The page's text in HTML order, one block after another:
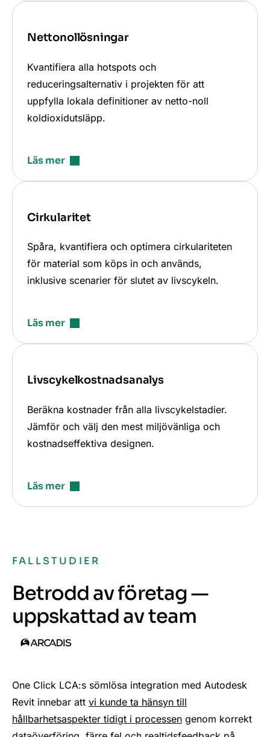
Nettonollösningar
Kvantifiera alla hotspots och
reduceringsalternativ i projekten för att
uppfylla lokala definitioner av netto-noll
koldioxidutsläpp.
Läs mer
Cirkularitet
Spåra, kvantifiera och optimera cirkulariteten
för material som köps in och används,
inklusive scenarier för slutet av livscykeln.
Läs mer
Livscykelkostnadsanalys
Beräkna kostnader från alla livscykelstadier.
Jämför och välj den mest miljövänliga och
kostnadseffektiva designen.
Läs mer
FALLSTUDIER
Betrodd av företag —
uppskattad av team
One Click LCA:s sömlösa integration med Autodesk
Revit innebar att vi kunde ta hänsyn till
hållbarhetsaspekter tidigt i processen genom korrekt